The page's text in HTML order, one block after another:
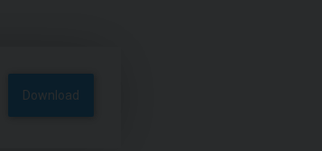
Download